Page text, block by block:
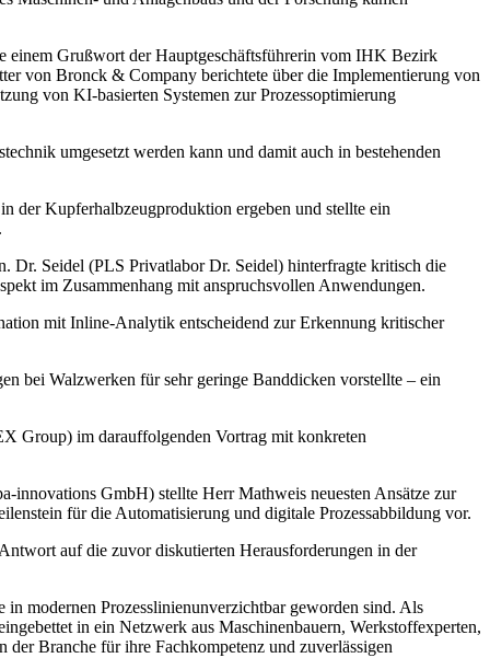
einem Grußwort der Hauptgeschäftsführerin vom IHK Bezirk
von Bronck & Company berichtete über die Implementierung von
von KI-basierten Systemen zur Prozessoptimierung
umgesetzt werden kann und damit auch in bestehenden
der Kupferhalbzeugproduktion ergeben und stellte ein
Dr. Seidel (PLS Privatlabor Dr. Seidel) hinterfragte kritisch die
im Zusammenhang mit anspruchsvollen Anwendungen.
mit Inline-Analytik entscheidend zur Erkennung kritischer
bei Walzwerken für sehr geringe Banddicken vorstellte – ein
Group) im darauffolgenden Vortrag mit konkreten
GmbH) stellte Herr Mathweis neuesten Ansätze zur
für die Automatisierung und digitale Prozessabbildung vor.
auf die zuvor diskutierten Herausforderungen in der
modernen Prozesslinienunverzichtbar geworden sind. Als
in ein Netzwerk aus Maschinenbauern, Werkstoffexperten,
Branche für ihre Fachkompetenz und zuverlässigen